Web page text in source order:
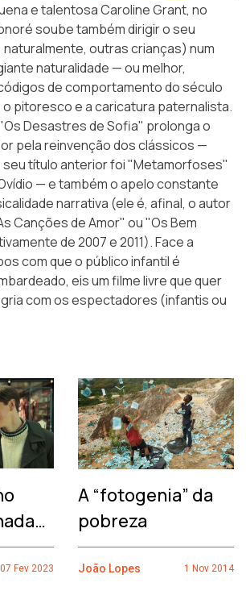
e talentosa Caroline Grant, no
soube também dirigir o seu
outras crianças) num
naturalidade — ou melhor,
de comportamento do século
o pitoresco e a caricatura paternalista.
Desastres de Sofia" prolonga o
pela reinvenção dos clássicos —
seu título anterior foi "Metamorfoses"
— e também o apelo constante
narrativa (ele é, afinal, o autor
Canções de Amor" ou "Os Bem
de 2007 e 2011). Face a
com que o público infantil é
eis um filme livre que quer
com os espectadores (infantis ou
07 Fev 2023
A “fotogenia” da
pobreza
João Lopes 1 Nov 2014